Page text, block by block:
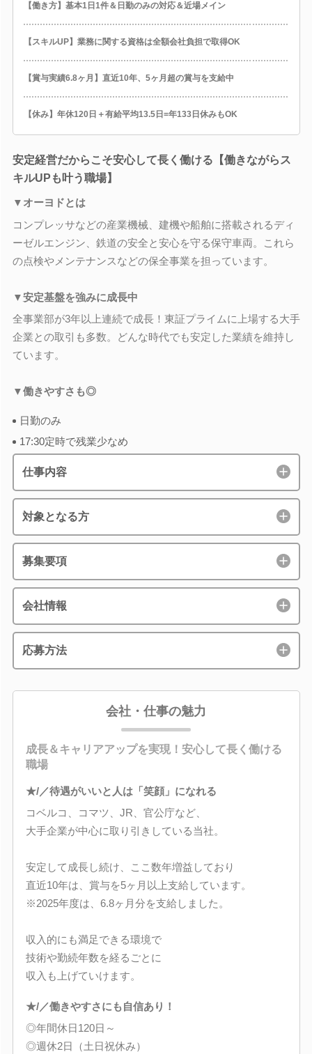
【働き方】基本1日1件＆日勤のみの対応＆近場メイン
【スキルUP】業務に関する資格は全額会社負担で取得OK
【賞与実績6.8ヶ月】直近10年、5ヶ月超の賞与を支給中
【休み】年休120日＋有給平均13.5日=年133日休みもOK
安定経営だからこそ安心して長く働ける【働きながらス
キルUPも叶う職場】
▼オーヨドとは
コンプレッサなどの産業機械、建機や船舶に搭載されるディ
ーゼルエンジン、鉄道の安全と安心を守る保守車両。これら
の点検やメンテナンスなどの保全事業を担っています。
▼安定基盤を強みに成長中
全事業部が3年以上連続で成長！東証プライムに上場する大手
企業との取引も多数。どんな時代でも安定した業績を維持し
ています。
▼働きやすさも◎
日勤のみ
17:30定時で残業少なめ
仕事内容
対象となる方
募集要項
会社情報
応募方法
会社・仕事の魅力
成長＆キャリアアップを実現！安心して長く働ける
職場
★/／待遇がいいと人は「笑顔」になれる
コベルコ、コマツ、JR、官公庁など、
大手企業が中心に取り引きしている当社。
安定して成長し続け、ここ数年増益しており
直近10年は、賞与を5ヶ月以上支給しています。
※2025年度は、6.8ヶ月分を支給しました。
収入的にも満足できる環境で
技術や勤続年数を経るごとに
収入も上げていけます。
★/／働きやすさにも自信あり！
◎年間休日120日～
◎週休2日（土日祝休み）